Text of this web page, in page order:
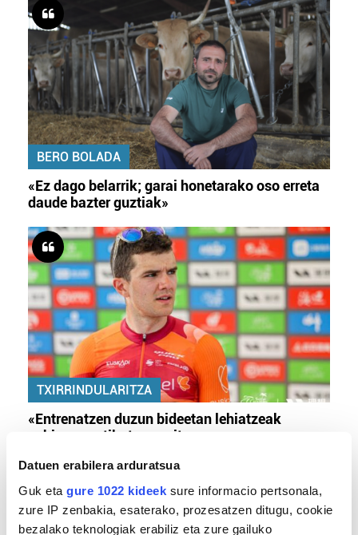
Datuen erabilera arduratsua
Guk eta gure 1022 kideek sure informacio pertsonala,
zure IP zenbakia, esaterako, prozesatzen ditugu, cookie
bezalako teknologiak erabiliz eta zure gailuko
BERO BOLADA
«Ez dago belarrik; garai honetarako oso erreta
daude bazter guztiak»
TXIRRINDULARITZA
«Entrenatzen duzun bideetan lehiatzeak
gehiago motibatzen zaitu»